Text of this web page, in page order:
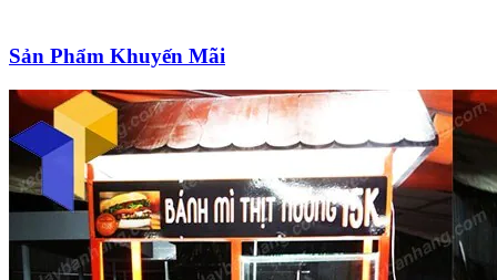
Sản Phẩm Khuyến Mãi